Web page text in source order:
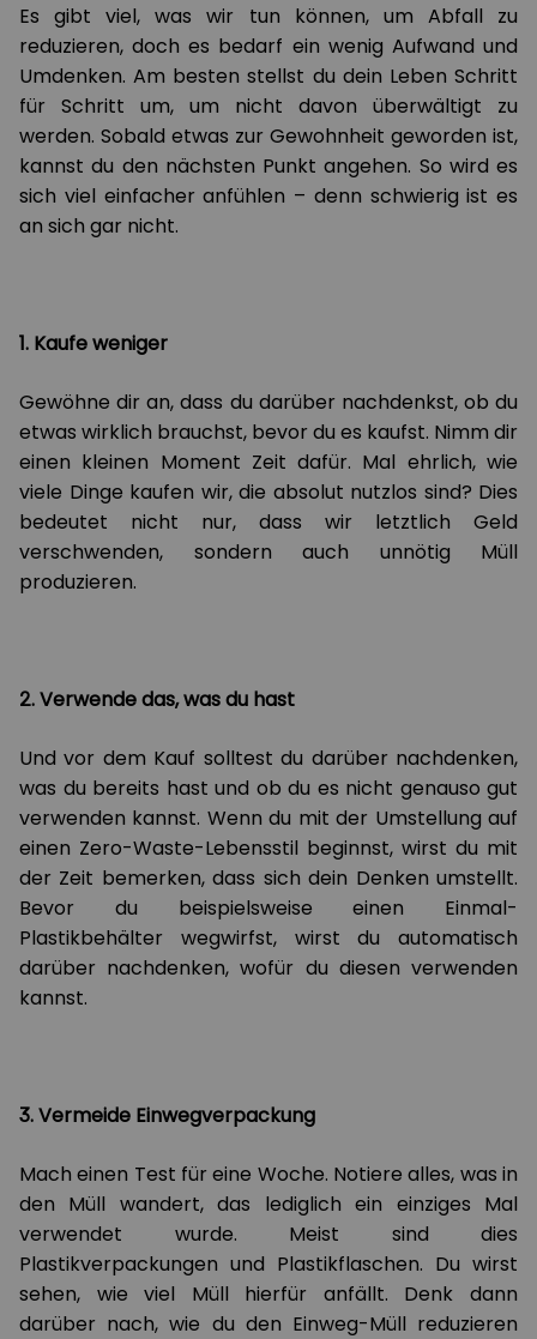
Es gibt viel, was wir tun können, um Abfall zu
reduzieren, doch es bedarf ein wenig Aufwand und
Umdenken. Am besten stellst du dein Leben Schritt
für Schritt um, um nicht davon überwältigt zu
werden. Sobald etwas zur Gewohnheit geworden ist,
kannst du den nächsten Punkt angehen. So wird es
sich viel einfacher anfühlen – denn schwierig ist es
an sich gar nicht.
1. Kaufe weniger
Gewöhne dir an, dass du darüber nachdenkst, ob du
etwas wirklich brauchst, bevor du es kaufst. Nimm dir
einen kleinen Moment Zeit dafür. Mal ehrlich, wie
viele Dinge kaufen wir, die absolut nutzlos sind? Dies
bedeutet nicht nur, dass wir letztlich Geld
verschwenden, sondern auch unnötig Müll
produzieren.
2. Verwende das, was du hast
Und vor dem Kauf solltest du darüber nachdenken,
was du bereits hast und ob du es nicht genauso gut
verwenden kannst. Wenn du mit der Umstellung auf
einen Zero-Waste-Lebensstil beginnst, wirst du mit
der Zeit bemerken, dass sich dein Denken umstellt.
Bevor du beispielsweise einen Einmal-
Plastikbehälter wegwirfst, wirst du automatisch
darüber nachdenken, wofür du diesen verwenden
kannst.
3. Vermeide Einwegverpackung
Mach einen Test für eine Woche. Notiere alles, was in
den Müll wandert, das lediglich ein einziges Mal
verwendet wurde. Meist sind dies
Plastikverpackungen und Plastikflaschen. Du wirst
sehen, wie viel Müll hierfür anfällt. Denk dann
darüber nach, wie du den Einweg-Müll reduzieren